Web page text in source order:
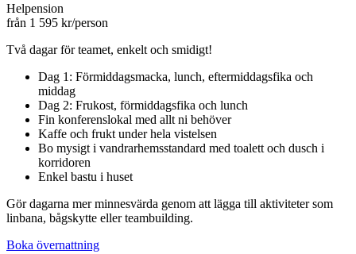
Helpension
från 1 595 kr/person
Två dagar för teamet, enkelt och smidigt!
Dag 1: Förmiddagsmacka, lunch, eftermiddagsfika och
middag
Dag 2: Frukost, förmiddagsfika och lunch
Fin konferenslokal med allt ni behöver
Kaffe och frukt under hela vistelsen
Bo mysigt i vandrarhemsstandard med toalett och dusch i
korridoren
Enkel bastu i huset
Gör dagarna mer minnesvärda genom att lägga till aktiviteter som
linbana, bågskytte eller teambuilding.
Boka övernattning